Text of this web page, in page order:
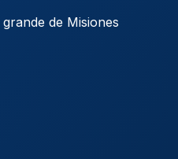
de Misiones